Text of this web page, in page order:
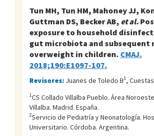
Tun MH, Tun HM, Mahoney JJ,
Guttman DS, Becker AB, et al.
exposure to household
gut microbiota and subsequent
overweight in children. CMAJ.
2018;190:E1097-107.
Revisores: Juanes de Toledo B1,
1CS Collado Villalba Pueblo. Área
Villalba. Madrid. España.
2Servicio de Pediatría y Neonatología.
Universitario. Córdoba. Argentina.